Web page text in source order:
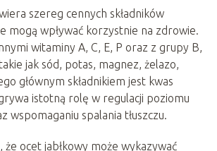
szereg cennych składników
mogą wpływać korzystnie na zdrowie.
witaminy A, C, E, P oraz z grupy B,
jak sód, potas, magnez, żelazo,
głównym składnikiem jest kwas
istotną rolę w regulacji poziomu
wspomaganiu spalania tłuszczu.
że ocet jabłkowy może wykazywać